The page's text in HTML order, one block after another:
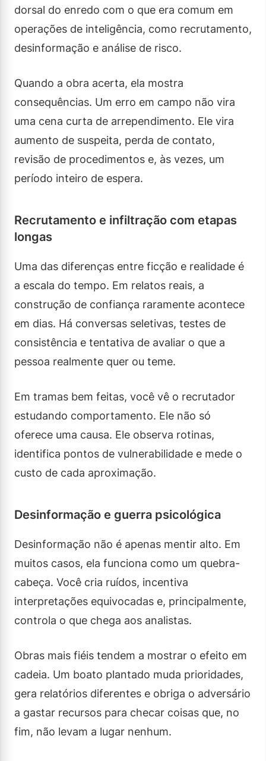
dorsal do enredo com o que era comum em
operações de inteligência, como recrutamento,
desinformação e análise de risco.
Quando a obra acerta, ela mostra
consequências. Um erro em campo não vira
uma cena curta de arrependimento. Ele vira
aumento de suspeita, perda de contato,
revisão de procedimentos e, às vezes, um
período inteiro de espera.
Recrutamento e infiltração com etapas
longas
Uma das diferenças entre ficção e realidade é
a escala do tempo. Em relatos reais, a
construção de confiança raramente acontece
em dias. Há conversas seletivas, testes de
consistência e tentativa de avaliar o que a
pessoa realmente quer ou teme.
Em tramas bem feitas, você vê o recrutador
estudando comportamento. Ele não só
oferece uma causa. Ele observa rotinas,
identifica pontos de vulnerabilidade e mede o
custo de cada aproximação.
Desinformação e guerra psicológica
Desinformação não é apenas mentir alto. Em
muitos casos, ela funciona como um quebra-
cabeça. Você cria ruídos, incentiva
interpretações equivocadas e, principalmente,
controla o que chega aos analistas.
Obras mais fiéis tendem a mostrar o efeito em
cadeia. Um boato plantado muda prioridades,
gera relatórios diferentes e obriga o adversário
a gastar recursos para checar coisas que, no
fim, não levam a lugar nenhum.